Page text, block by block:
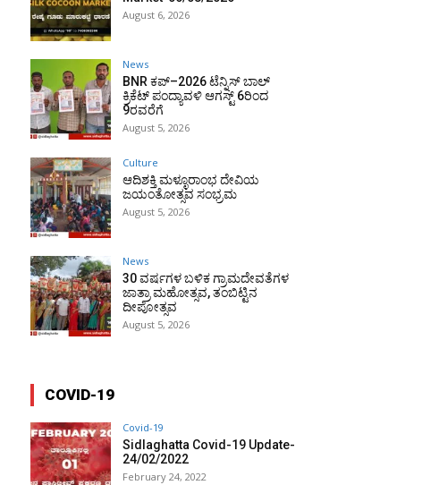
August 6, 2026
News
BNR ಕಪ್–2026 ಟೆನ್ನಿಸ್ ಬಾಲ್
ಕ್ರಿಕೆಟ್ ಪಂದ್ಯಾವಳಿ ಆಗಸ್ಟ್ 6ರಿಂದ
9ರವರೆಗೆ
August 5, 2026
Culture
ಆದಿಶಕ್ತಿ ಮಳ್ಳೂರಾಂಭ ದೇವಿಯ
ಜಯಂತೋತ್ಸವ ಸಂಭ್ರಮ
August 5, 2026
News
30 ವರ್ಷಗಳ ಬಳಿಕ ಗ್ರಾಮದೇವತೆಗಳ
ಜಾತ್ರಾ ಮಹೋತ್ಸವ, ತಂಬಿಟ್ಟಿನ
ದೀಪೋತ್ಸವ
August 5, 2026
COVID-19
Covid-19
Sidlaghatta Covid-19 Update-
24/02/2022
February 24, 2022